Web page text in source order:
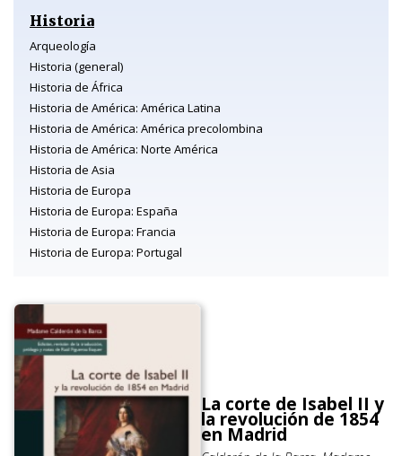
Historia
Arqueología
Historia (general)
Historia de África
Historia de América: América Latina
Historia de América: América precolombina
Historia de América: Norte América
Historia de Asia
Historia de Europa
Historia de Europa: España
Historia de Europa: Francia
Historia de Europa: Portugal
La corte de Isabel II y
la revolución de 1854
en Madrid